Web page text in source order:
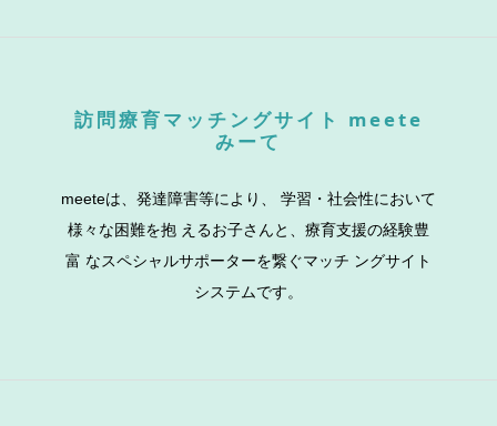
訪問療育マッチングサイト meete
みーて
meeteは、発達障害等により、 学習・社会性において
様々な困難を抱 えるお子さんと、療育支援の経験豊
富 なスペシャルサポーターを繋ぐマッチ ングサイト
システムです。